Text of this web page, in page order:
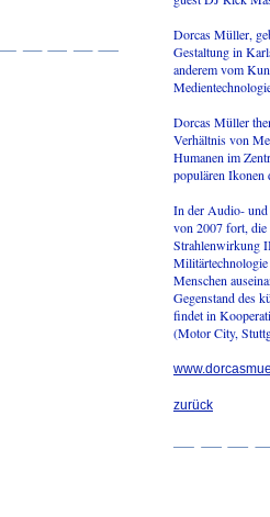
Dorcas Müller,
Gestaltung in
anderem vom
Dorcas Müller
Verhältnis von
Humanen im
populären Ikonen
In der Audio-
von 2007 fort, die
Strahlenwirkung
Menschen
Gegenstand des
findet in
(Motor City,
zurück